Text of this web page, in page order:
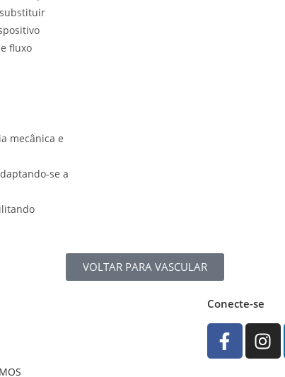
fluxo
mecânica e
a
VOLTAR PARA VASCULAR
Conecte-se